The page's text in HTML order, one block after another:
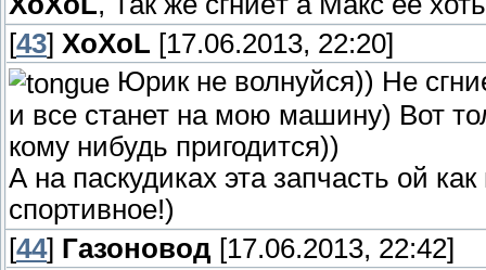
[43] XoXoL [17.06.2013, 22:20]
Юрик не волнуйся)) Не
и все станет на мою машину) Вот
кому нибудь пригодится))
А на паскудиках эта запчасть ой
спортивное!)
[44] Газоновод [17.06.2013, 22:42]